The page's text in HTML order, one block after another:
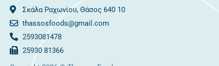
Σκάλα Ραχωνίου, Θάσος 640 10
thassosfoods@gmail.com
2593081478
25930 81366